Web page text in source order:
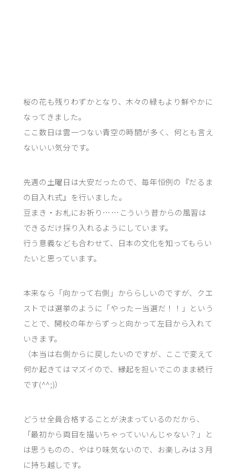
桜の花も残りわずかとなり、木々の緑もより鮮やかに
なってきました。
ここ数日は雲一つない青空の時間が多く、何とも言え
ないいい気分です。
先週の土曜日は大安だったので、毎年恒例の『だるま
の目入れ式』を行いました。
豆まき・お札にお祈り……こういう昔からの風習は
できるだけ採り入れるようにしています。
行う意義なども合わせて、日本の文化を知ってもらい
たいと思っています。
本来なら「向かって右側」かららしいのですが、クエ
ストでは選挙のように「やったー当選だ！！」という
ことで、開校の年からずっと向かって左目から入れて
いきます。
（本当は右側からに戻したいのですが、ここで変えて
何か起きてはマズイので、縁起を担いでこのまま続行
です(^^;)）
どうせ全員合格することが決まっているのだから、
「最初から両目を描いちゃっていいんじゃない？」と
は思うものの、やはり味気ないので、お楽しみは３月
に持ち越しです。